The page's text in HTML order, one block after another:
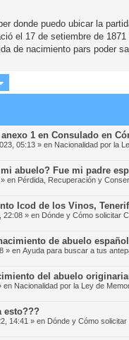
donde puedo ubicar la
el 17 de setiembre de
de nacimiento pars poder
1 en Consulado en
05:13 » en Nacionalidad por la
abuelo? Fue mi padre
» en Pérdida, Recuperación y
Icod de los Vinos,
22:08 » en Dónde y Cómo solicitar
de abuelo
» en Ayuda para buscar a tus
del abuelo
en Nacionalidad por la Ley de
esto???
14:41 » en Dónde y Cómo